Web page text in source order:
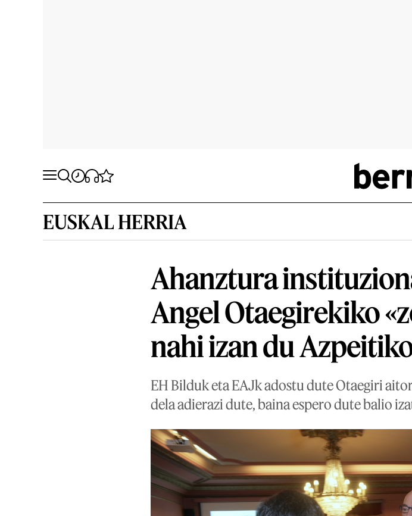
EUSKAL HERRIA
Ahanztura
Angel Otaegirekiko
nahi izan du
EH Bilduk eta EAJk adostu dute Otaegiri
dela adierazi dute, baina espero dute balio